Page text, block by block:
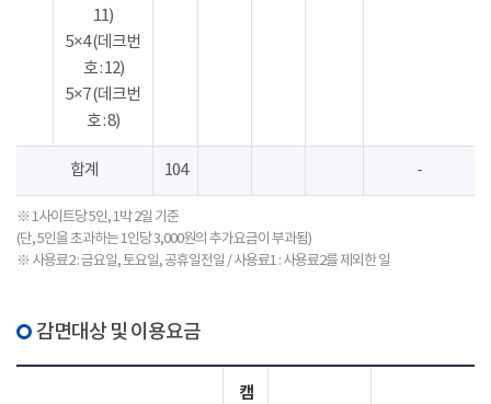
11)
5×4 (데크번
호 : 12)
5×7 (데크번
호 : 8)
합계 104 -
※ 1사이트당 5인, 1박 2일 기준
(단, 5인을 초과하는 1인당 3,000원의 추가요금이 부과됨)
※ 사용료2 : 금요일, 토요일, 공휴일전일 / 사용료1 : 사용료2를 제외한 일
감면대상 및 이용요금
캠